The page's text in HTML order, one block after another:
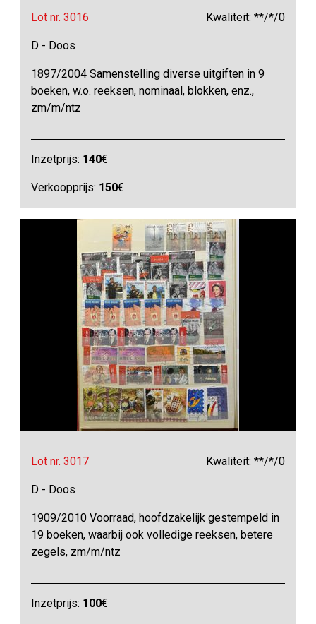
Lot nr. 3016 Kwaliteit: **/*/0
D - Doos
1897/2004 Samenstelling diverse uitgiften in 9
boeken, w.o. reeksen, nominaal, blokken, enz.,
zm/m/ntz
Inzetprijs: 140€
Verkoopprijs: 150€
Lot nr. 3017 Kwaliteit: **/*/0
D - Doos
1909/2010 Voorraad, hoofdzakelijk gestempeld in
19 boeken, waarbij ook volledige reeksen, betere
zegels, zm/m/ntz
Inzetprijs: 100€